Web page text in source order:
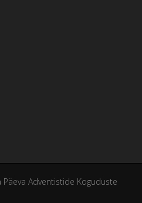
Adventistide Koguduste